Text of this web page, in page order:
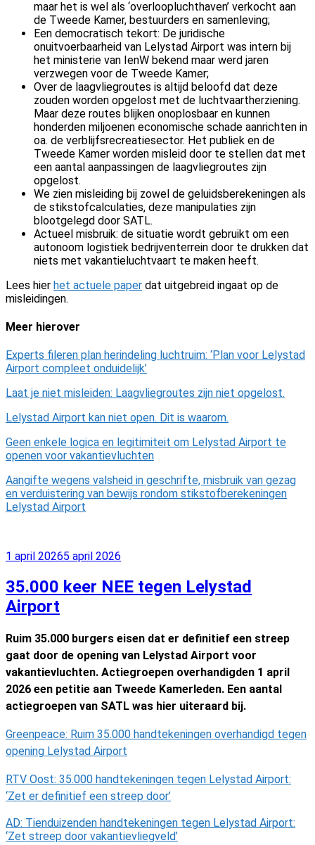
maar het is wel als ‘overloopluchthaven’ verkocht aan
de Tweede Kamer, bestuurders en samenleving;
Een democratisch tekort: De juridische
onuitvoerbaarheid van Lelystad Airport was intern bij
het ministerie van IenW bekend maar werd jaren
verzwegen voor de Tweede Kamer;
Over de laagvliegroutes is altijd beloofd dat deze
zouden worden opgelost met de luchtvaartherziening.
Maar deze routes blijken onoplosbaar en kunnen
honderden miljoenen economische schade aanrichten in
oa. de verblijfsrecreatiesector. Het publiek en de
Tweede Kamer worden misleid door te stellen dat met
een aantal aanpassingen de laagvliegroutes zijn
opgelost.
We zien misleiding bij zowel de geluidsberekeningen als
de stikstofcalculaties, deze manipulaties zijn
blootgelegd door SATL.
Actueel misbruik: de situatie wordt gebruikt om een
autonoom logistiek bedrijventerrein door te drukken dat
niets met vakantieluchtvaart te maken heeft.
Lees hier het actuele paper dat uitgebreid ingaat op de
misleidingen.
Meer hierover
Experts fileren plan herindeling luchtruim: ‘Plan voor Lelystad
Airport compleet onduidelijk’
Laat je niet misleiden: Laagvliegroutes zijn niet opgelost.
Lelystad Airport kan niet open. Dit is waarom.
Geen enkele logica en legitimiteit om Lelystad Airport te
openen voor vakantievluchten
Aangifte wegens valsheid in geschrifte, misbruik van gezag
en verduistering van bewijs rondom stikstofberekeningen
Lelystad Airport
Geplaatst
1 april 20265 april 2026
35.000 keer NEE tegen Lelystad
Airport
Ruim 35.000 burgers eisen dat er definitief een streep
gaat door de opening van Lelystad Airport voor
vakantievluchten. Actiegroepen overhandigden 1 april
2026 een petitie aan Tweede Kamerleden. Een aantal
actiegroepen van SATL was hier uiteraard bij.
Greenpeace: Ruim 35.000 handtekeningen overhandigd tegen
opening Lelystad Airport
RTV Oost: 35.000 handtekeningen tegen Lelystad Airport:
‘Zet er definitief een streep door’
AD: Tienduizenden handtekeningen tegen Lelystad Airport:
‘Zet streep door vakantievliegveld’